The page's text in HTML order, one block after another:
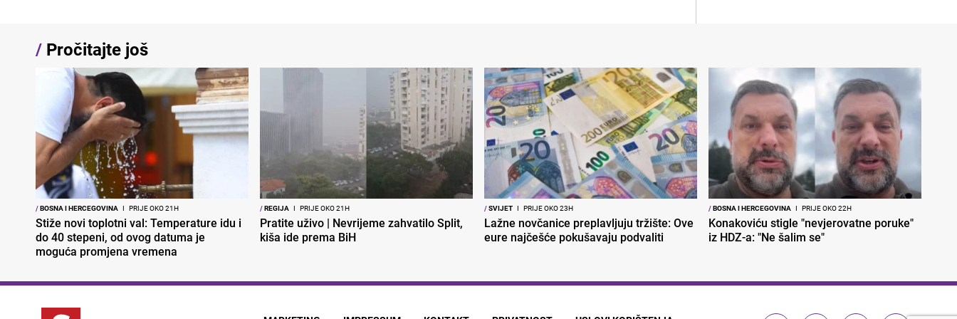
/ Pročitajte još
/BOSNA I HERCEGOVINA I PRIJE OKO 21H
Stiže novi toplotni val: Temperature idu i
do 40 stepeni, od ovog datuma je
moguća promjena vremena
/REGIJA I PRIJE OKO 21H
Pratite uživo | Nevrijeme zahvatilo Split,
kiša ide prema BiH
/SVIJET I PRIJE OKO 23H
Lažne novčanice preplavljuju tržište: Ove
eure najčešće pokušavaju podvaliti
/BOSNA I HERCEGOVINA I PRIJE OKO 22H
Konakoviću stigle "nevjerovatne poruke"
iz HDZ-a: "Ne šalim se"